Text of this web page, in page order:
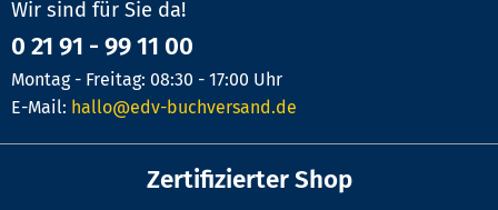
Wir sind für Sie da!
0 21 91 - 99 11 00
Montag - Freitag: 08:30 - 17:00 Uhr
E-Mail: hallo@edv-buchversand.de
Zertifizierter Shop